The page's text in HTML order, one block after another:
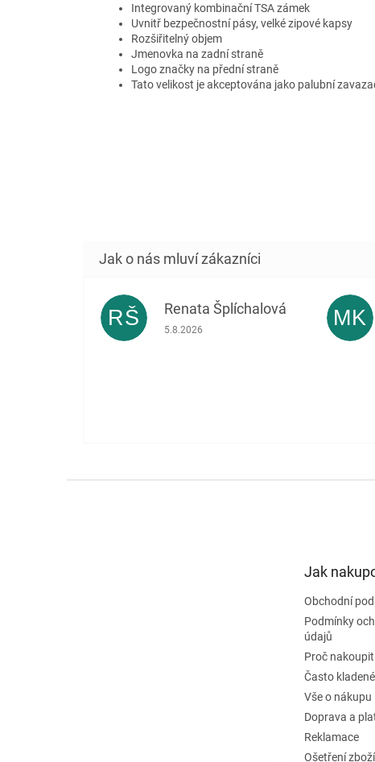
Integrovaný kombinační TSA zámek
Uvnitř bezpečnostní pásy, velké zipové kapsy
Rozšiřitelný objem
Jmenovka na zadní straně
Logo značky na přední straně
Tato velikost je akceptována jako palubní
RŠ Renata Šplíchalová
Hodnocení obchodu je 5 z 5 hvězdiček.
5.8.2026 MK
Jak
Obchodní
Podmínky
údajů
Proč
Často
Vše o nákupu
Doprava a
Reklamace
Ošetření zboží